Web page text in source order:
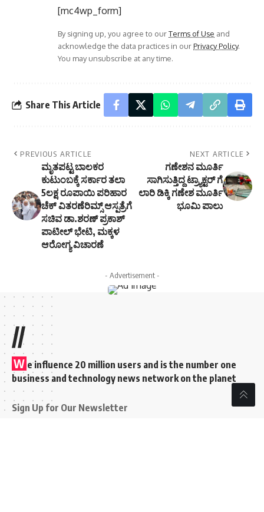
[mc4wp_form]
By signing up, you agree to ourTerms of Use and
acknowledge the data practices in ourPrivacy Policy.
You may unsubscribe at any time.
Share This Article
PREVIOUS ARTICLE
ಮೃತಪಟ್ಟ ಬಾಲಕರ
ಕುಟುಂಬಕ್ಕೆ ಸರ್ಕಾರ ತಲಾ
5ಲಕ್ಷ ರೂಪಾಯಿ ಪರಿಹಾರ
ಚೆಕ್ ವಿತರಣೆರಿಮ್ಸ್ ಆಸ್ಪತ್ರೆಗೆ
ಸಚಿವ ಡಾ.ಶರಣ್ ಪ್ರಕಾಶ್
ಪಾಟೀಲ್ ಭೇಟಿ, ಮಕ್ಕಳ
ಆರೋಗ್ಯ ವಿಚಾರಣೆ
NEXT ARTICLE
ಗಣೇಶನ ಮೂರ್ತಿ
ಸಾಗಿಸುತ್ತಿದ್ದ ಟ್ರ್ಯಾಕ್ಟರ್ ಗೆ
ಲಾರಿ ಡಿಕ್ಕಿ ಗಣೇಶ ಮೂರ್ತಿ
ಭೂಮಿ ಪಾಲು
- Advertisement -
//
W e influence 20 million users and is the number one
business and technology news network on the planet
Sign Up for Our Newsletter